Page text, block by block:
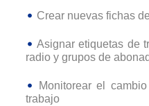
Crear nuevas fichas
Asignar etiquetas de
radio y grupos de
Monitorear el
trabajo